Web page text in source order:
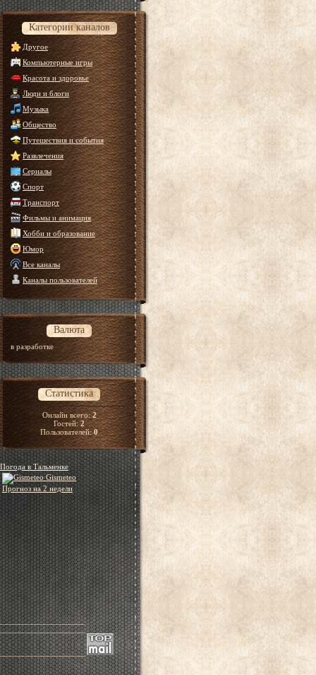
Категории каналов
Другое
Компьютерные игры
Красота и здоровье
Люди и блоги
Музыка
Общество
Путешествия и события
Развлечения
Сериалы
Спорт
Транспорт
Фильмы и анимация
Хобби и образование
Юмор
Все каналы
Каналы пользователей
Валюта
в разработке
Статистика
Онлайн всего:2
Гостей:2
Пользователей:0
Погода в Тальменке
Gismeteo
Прогноз на 2 недели
____________________
____________________
____________________